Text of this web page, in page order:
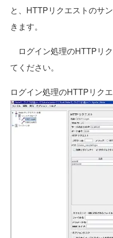
と、HTTPリクエストのサ
きます。
ログイン処理のHTTPリ
てください。
ログイン処理のHTTPリク